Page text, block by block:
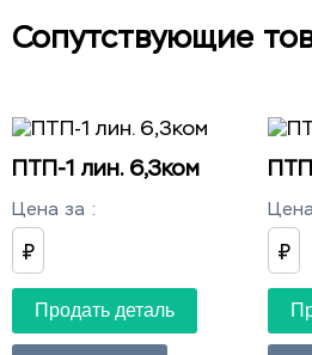
Сопутствующие
ПТП-1 лин. 6,3ком
Цена за :
₽
Продать деталь
₽